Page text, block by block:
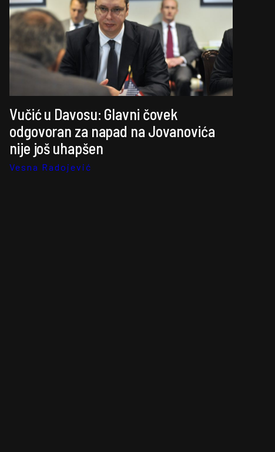
Vučić u Davosu: Glavni čovek
odgovoran za napad na Jovanovića
nije još uhapšen
Vesna Radojević